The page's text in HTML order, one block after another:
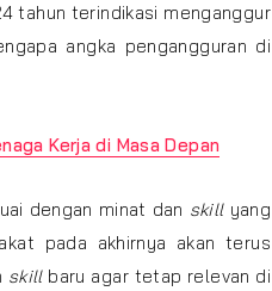
tahun terindikasi menganggur
angka pengangguran di
Kerja di Masa Depan
dengan minat dan skill yang
pada akhirnya akan terus
skillbaru agar tetap relevan di